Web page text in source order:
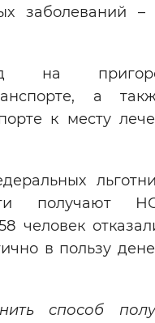
заболеваний –
на
а
к месту
получают
человек
в пользу
способ